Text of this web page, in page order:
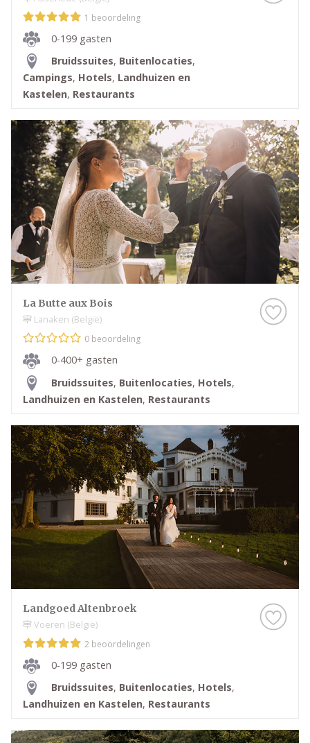
1 beoordeling
0-199 gasten
Bruidssuites, Buitenlocaties,
Campings, Hotels, Landhuizen en
Kastelen, Restaurants
La Butte aux Bois
Lanaken (België)
0 beoordeling
0-400+ gasten
Bruidssuites, Buitenlocaties, Hotels,
Landhuizen en Kastelen, Restaurants
Landgoed Altenbroek
Voeren (België)
2 beoordelingen
0-199 gasten
Bruidssuites, Buitenlocaties, Hotels,
Landhuizen en Kastelen, Restaurants